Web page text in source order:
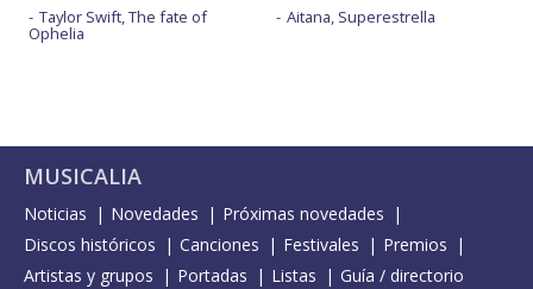
Taylor Swift, The fate of
Ophelia
Aitana, Superestrella
MUSICALIA
Noticias Novedades
Próximas novedades
Discos históricos
Canciones Festivales
Premios
Artistas y grupos
Portadas Listas Guía / directorio